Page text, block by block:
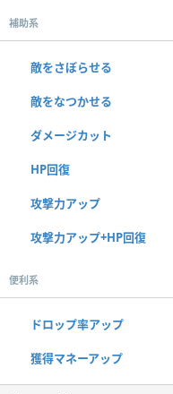
補助系
敵をさぼらせる
敵をなつかせる
ダメージカット
HP回復
攻撃力アップ
攻撃力アップ+HP回復
便利系
ドロップ率アップ
獲得マネーアップ